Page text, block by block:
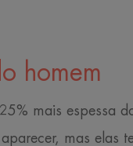
homem
mais espessa
mas elas